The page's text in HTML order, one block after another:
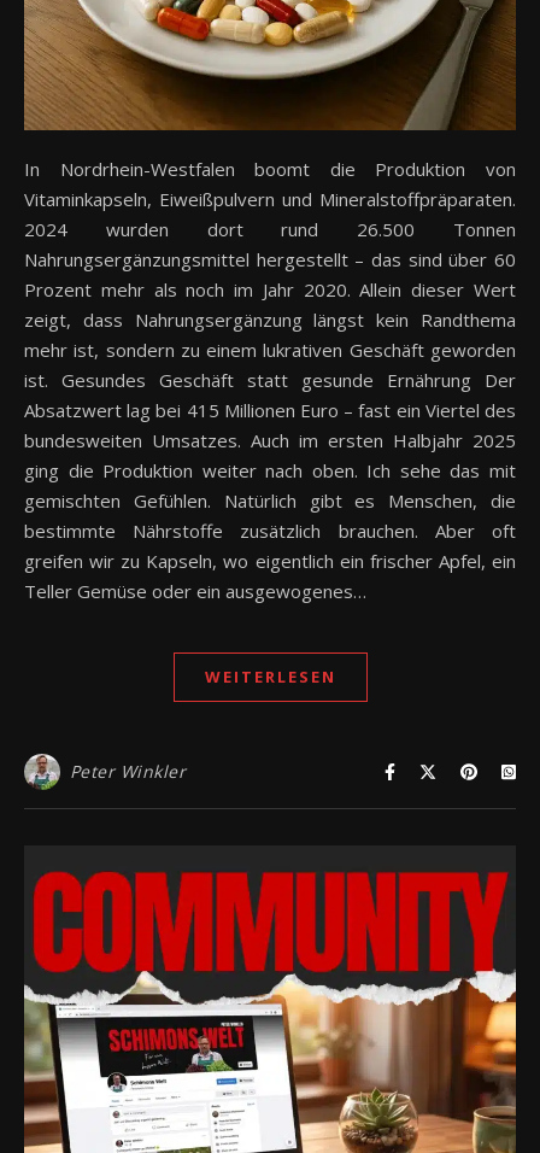
In Nordrhein-Westfalen boomt die Produktion von
Vitaminkapseln, Eiweißpulvern und Mineralstoffpräparaten.
2024 wurden dort rund 26.500 Tonnen
Nahrungsergänzungsmittel hergestellt – das sind über 60
Prozent mehr als noch im Jahr 2020. Allein dieser Wert
zeigt, dass Nahrungsergänzung längst kein Randthema
mehr ist, sondern zu einem lukrativen Geschäft geworden
ist. Gesundes Geschäft statt gesunde Ernährung Der
Absatzwert lag bei 415 Millionen Euro – fast ein Viertel des
bundesweiten Umsatzes. Auch im ersten Halbjahr 2025
ging die Produktion weiter nach oben. Ich sehe das mit
gemischten Gefühlen. Natürlich gibt es Menschen, die
bestimmte Nährstoffe zusätzlich brauchen. Aber oft
greifen wir zu Kapseln, wo eigentlich ein frischer Apfel, ein
Teller Gemüse oder ein ausgewogenes…
WEITERLESEN
Peter Winkler